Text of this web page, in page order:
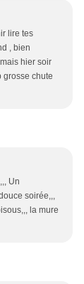
lire tes
, bien
hier soir
grosse chute
Un
soirée,,,
la mure